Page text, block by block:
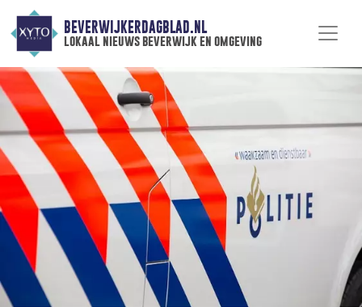
BEVERWIJKERDAGBLAD.NL
lokaal nieuws beverwijk en omgeving